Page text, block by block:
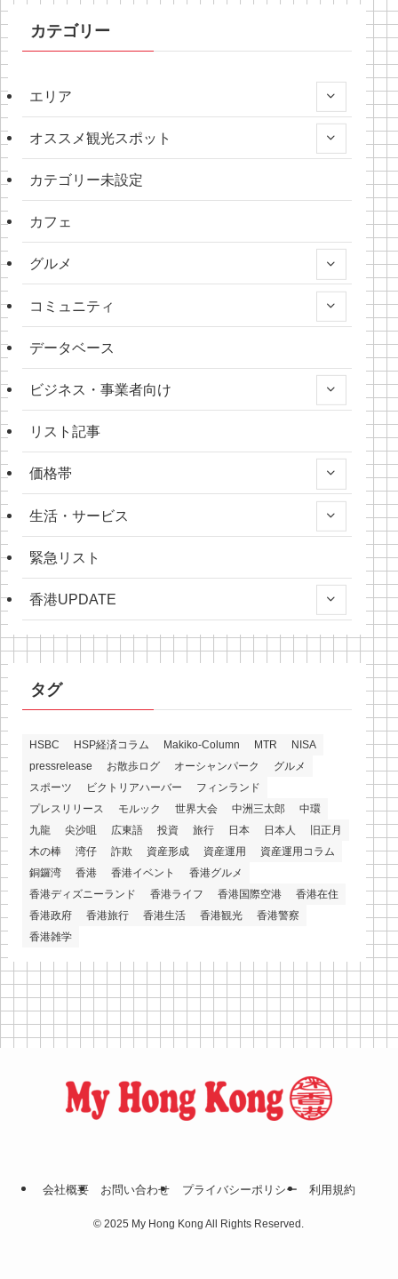
カテゴリー
エリア
オススメ観光スポット
カテゴリー未設定
カフェ
グルメ
コミュニティ
データベース
ビジネス・事業者向け
リスト記事
価格帯
生活・サービス
緊急リスト
香港UPDATE
タグ
HSBC HSP経済コラム Makiko-Column MTR
NISA
pressrelease
お散歩ログ オーシャンパーク
グルメ
スポーツ
ビクトリアハーバー
フィンランド
プレスリリース
モルック 世界大会 中洲三太郎
中環
九龍
尖沙咀 広東語 投資 旅行 日本 日本人
旧正月
木の棒
湾仔 詐欺 資産形成 資産運用
資産運用コラム
銅鑼湾
香港 香港イベント
香港グルメ
香港ディズニーランド
香港ライフ 香港国際空港
香港在住
香港政府
香港旅行 香港生活 香港観光
香港警察
香港雑学
会社概要 お問い合わせ プライバシーポリシー 利⽤規約
© 2025 My Hong Kong All Rights Reserved.